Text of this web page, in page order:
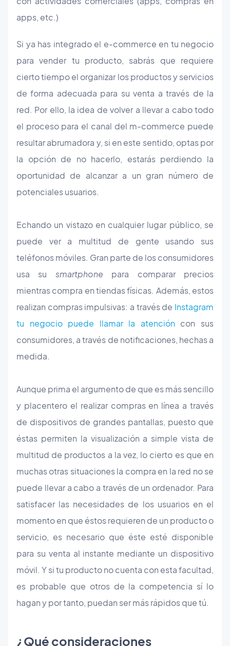
apps, etc.)
Si ya has integrado el e-commerce en tu negocio
para vender tu producto, sabrás que requiere
cierto tiempo el organizar los productos y servicios
de forma adecuada para su venta a través de la
red. Por ello, la idea de volver a llevar a cabo todo
el proceso para el canal del m-commerce puede
resultar abrumadora y, si en este sentido, optas por
la opción de no hacerlo, estarás perdiendo la
oportunidad de alcanzar a un gran número de
potenciales usuarios.
Echando un vistazo en cualquier lugar público, se
puede ver a multitud de gente usando sus
teléfonos móviles. Gran parte de los consumidores
usa su smartphone para comparar precios
mientras compra en tiendas físicas. Además, estos
realizan compras impulsivas: a través de Instagram
tu negocio puede llamar la atención con sus
consumidores, a través de notificaciones, hechas a
medida.
Aunque prima el argumento de que es más sencillo
y placentero el realizar compras en línea a través
de dispositivos de grandes pantallas, puesto que
éstas permiten la visualización a simple vista de
multitud de productos a la vez, lo cierto es que en
muchas otras situaciones la compra en la red no se
puede llevar a cabo a través de un ordenador. Para
satisfacer las necesidades de los usuarios en el
momento en que éstos requieren de un producto o
servicio, es necesario que éste esté disponible
para su venta al instante mediante un dispositivo
móvil. Y si tu producto no cuenta con esta facultad,
es probable que otros de la competencia sí lo
hagan y por tanto, puedan ser más rápidos que tú.
¿Qué consideraciones